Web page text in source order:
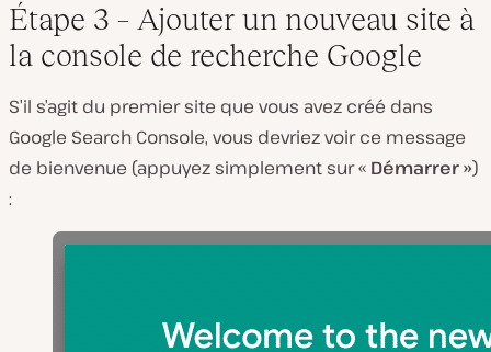
Étape 3 – Ajouter un nouveau site à
la console de recherche Google
S’il s’agit du premier site que vous avez créé dans
Google Search Console, vous devriez voir ce message
de bienvenue (appuyez simplement sur « Démarrer »)
: